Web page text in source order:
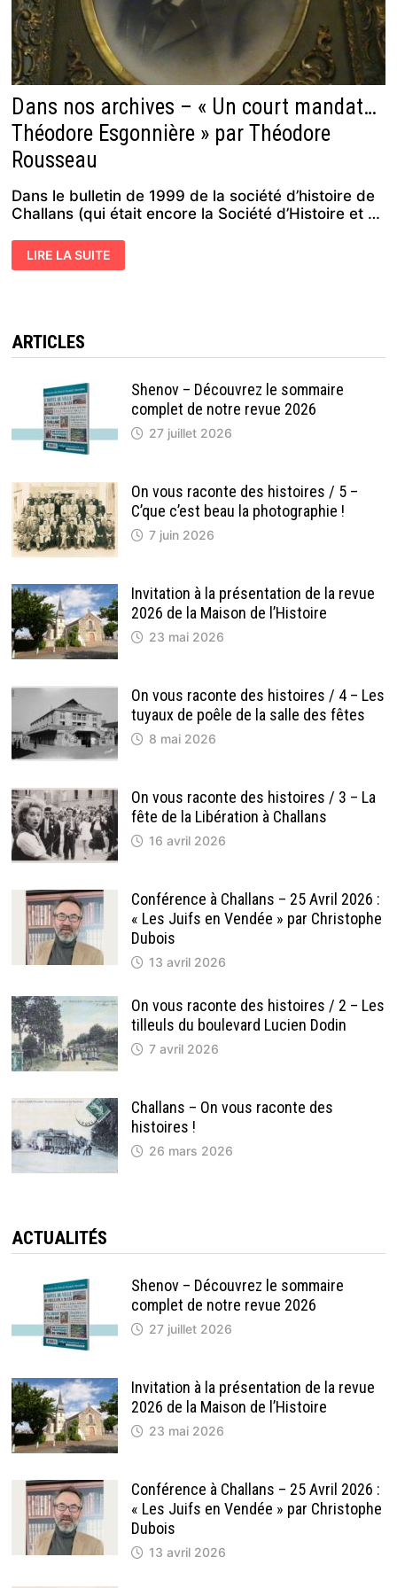
Dans nos archives – « Un court mandat…
Théodore Esgonnière » par Théodore
Rousseau
Dans le bulletin de 1999 de la société d’histoire de
Challans (qui était encore la Société d’Histoire et …
DANS
NOS
THÉODORE
ESGONNIÈRE »
PAR
ROUSSEAU
LIRE LA SUITE
ARTICLES
Shenov – Découvrez le sommaire
complet de notre revue 2026
27 juillet 2026
On vous raconte des histoires / 5 –
C’que c’est beau la photographie !
7 juin 2026
Invitation à la présentation de la revue
2026 de la Maison de l’Histoire
23 mai 2026
On vous raconte des histoires / 4 – Les
tuyaux de poêle de la salle des fêtes
8 mai 2026
On vous raconte des histoires / 3 – La
fête de la Libération à Challans
16 avril 2026
Conférence à Challans – 25 Avril 2026 :
« Les Juifs en Vendée » par Christophe
Dubois
13 avril 2026
On vous raconte des histoires / 2 – Les
tilleuls du boulevard Lucien Dodin
7 avril 2026
Challans – On vous raconte des
histoires !
26 mars 2026
ACTUALITÉS
Shenov – Découvrez le sommaire
complet de notre revue 2026
27 juillet 2026
Invitation à la présentation de la revue
2026 de la Maison de l’Histoire
23 mai 2026
Conférence à Challans – 25 Avril 2026 :
« Les Juifs en Vendée » par Christophe
Dubois
13 avril 2026